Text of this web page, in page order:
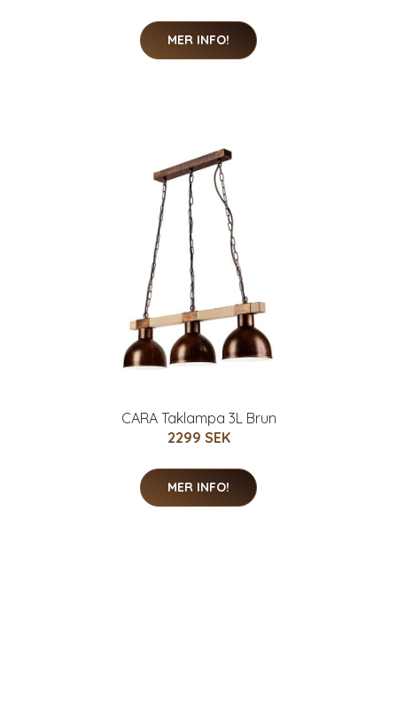
MER INFO!
CARA Taklampa 3L Brun
2299 SEK
MER INFO!